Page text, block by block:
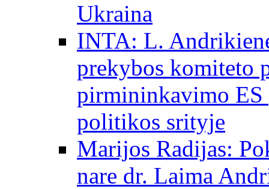
Ukraina
INTA: L.
prekybos komiteto
pirmininkavimo ES
politikos srityje
Marijos Radijas:
nare dr. Laima